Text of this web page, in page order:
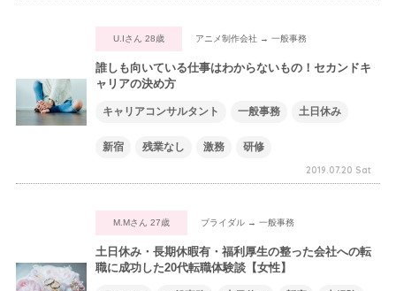
U.Iさん 28歳 アニメ制作会社 → 一般事務
誰しも向いている仕事はわからないもの！セカンドキ
ャリアの決め方
キャリアコンサルタント 一般事務 土日休み
新宿 残業なし 激務 研修
2019.07.20 Sat
M.Mさん 27歳 ブライダル → 一般事務
土日休み・長期休暇有・福利厚生の整った会社への転
職に成功した20代転職体験談【女性】